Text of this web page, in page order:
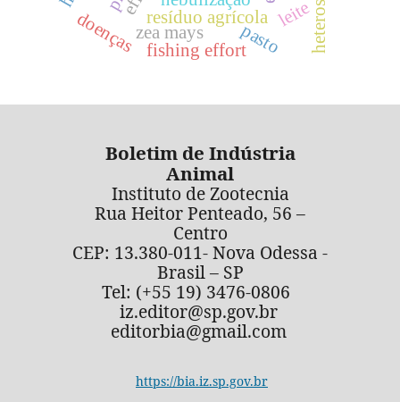
resíduo agrícola
zea mays pasto
doenças leite
fishing effort heterose
Boletim de Indústria
Animal
Instituto de Zootecnia
Rua Heitor Penteado, 56 –
Centro
CEP: 13.380-011- Nova Odessa -
Brasil – SP
Tel: (+55 19) 3476-0806
iz.editor@sp.gov.br
editorbia@gmail.com
https://bia.iz.sp.gov.br